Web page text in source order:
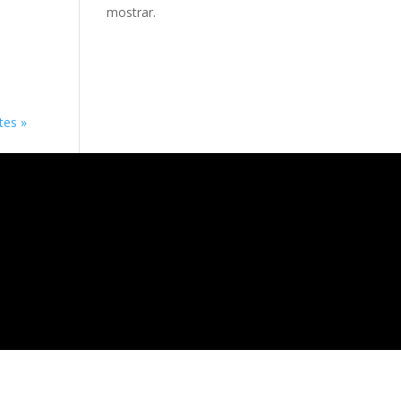
»
mostrar.